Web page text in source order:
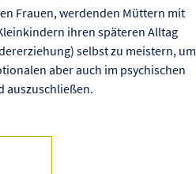
Frauen, werdenden Müttern mit
ihren späteren Alltag
selbst zu meistern, um
aber auch im psychischen
auszuschließen.